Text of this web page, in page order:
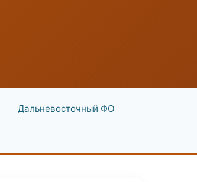
Дальневосточный ФО